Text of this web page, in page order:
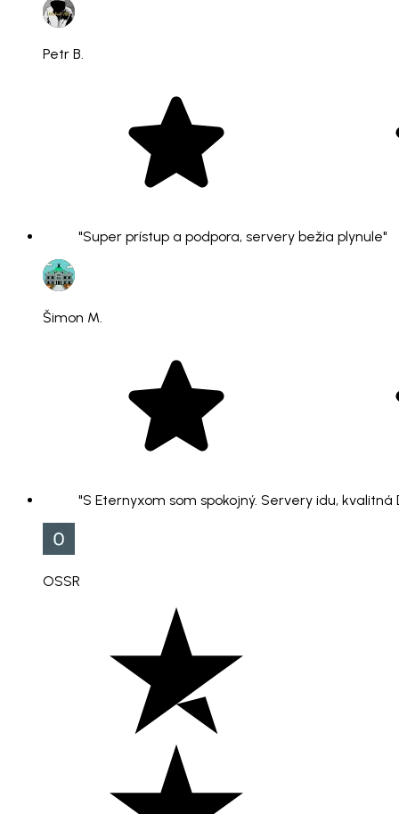
Petr B.
"Super prístup a podpora, servery bežia plynule"
Šimon M.
"S Eternyxom som spokojný. Servery idu,
OSSR